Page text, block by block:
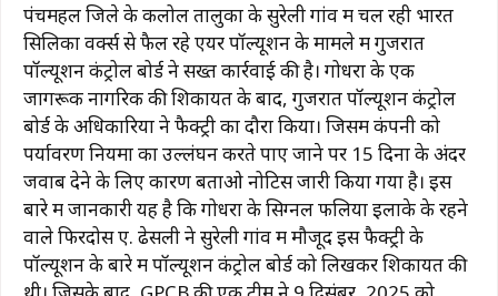
पंचमहल जिले के कलोल तालुका के सुरेली गांव में चल रही भारत
सिलिका वर्क्स से फैल रहे एयर पॉल्यूशन के मामले में गुजरात
पॉल्यूशन कंट्रोल बोर्ड ने सख्त कार्रवाई की है। गोधरा के एक
जागरूक नागरिक की शिकायत के बाद, गुजरात पॉल्यूशन कंट्रोल
बोर्ड के अधिकारियों ने फैक्ट्री का दौरा किया। जिसमें कंपनी को
पर्यावरण नियमों का उल्लंघन करते पाए जाने पर 15 दिनों के अंदर
जवाब देने के लिए कारण बताओ नोटिस जारी किया गया है। इस
बारे में जानकारी यह है कि गोधरा के सिग्नल फलिया इलाके के रहने
वाले फिरदोस ए. ढेसली ने सुरेली गांव में मौजूद इस फैक्ट्री के
पॉल्यूशन के बारे में पॉल्यूशन कंट्रोल बोर्ड को लिखकर शिकायत की